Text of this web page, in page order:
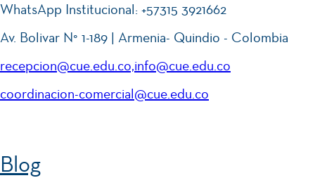
WhatsApp Institucional: +57315 3921662
Av. Bolivar N° 1-189 | Armenia- Quindio - Colombia
recepcion@cue.edu.co,info@cue.edu.co
coordinacion-comercial@cue.edu.co
Blog